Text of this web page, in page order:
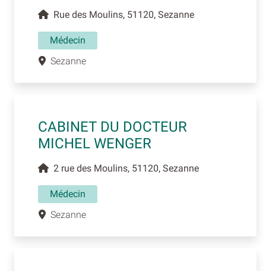
Rue des Moulins, 51120, Sezanne
Médecin
Sezanne
CABINET DU DOCTEUR
MICHEL WENGER
2 rue des Moulins, 51120, Sezanne
Médecin
Sezanne